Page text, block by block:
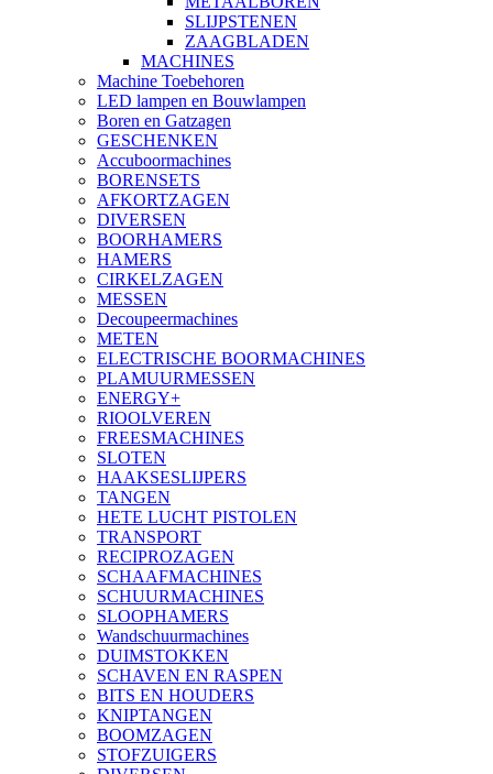
SLIJPSTENEN
ZAAGBLADEN
MACHINES
Machine Toebehoren
LED lampen en Bouwlampen
Boren en Gatzagen
GESCHENKEN
Accuboormachines
BORENSETS
AFKORTZAGEN
DIVERSEN
BOORHAMERS
HAMERS
CIRKELZAGEN
MESSEN
Decoupeermachines
METEN
ELECTRISCHE BOORMACHINES
PLAMUURMESSEN
ENERGY+
RIOOLVEREN
FREESMACHINES
SLOTEN
HAAKSESLIJPERS
TANGEN
HETE LUCHT PISTOLEN
TRANSPORT
RECIPROZAGEN
SCHAAFMACHINES
SCHUURMACHINES
SLOOPHAMERS
Wandschuurmachines
DUIMSTOKKEN
SCHAVEN EN RASPEN
BITS EN HOUDERS
KNIPTANGEN
BOOMZAGEN
STOFZUIGERS